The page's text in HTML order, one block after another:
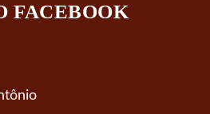
FACEBOOK